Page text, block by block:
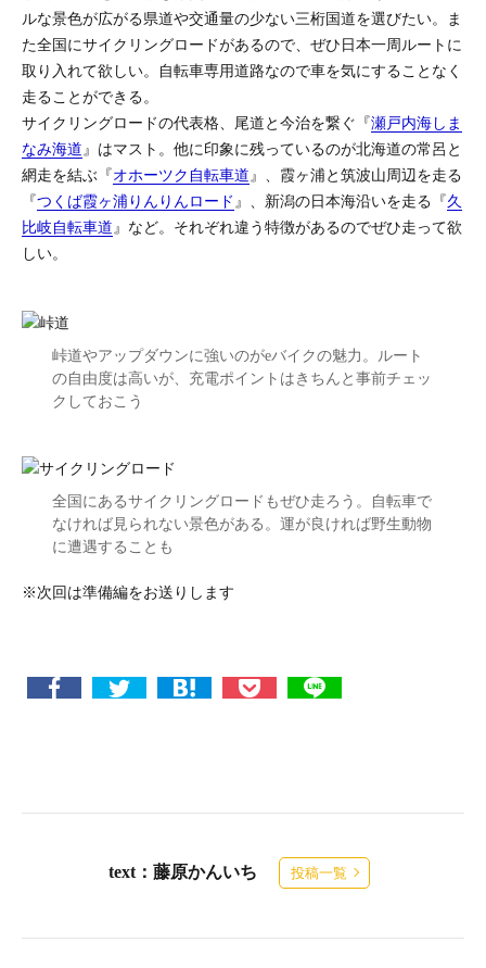
ルな景色が広がる県道や交通量の少ない三桁国道を選びたい。ま
た全国にサイクリングロードがあるので、ぜひ日本一周ルートに
取り入れて欲しい。自転車専用道路なので車を気にすることなく
走ることができる。
サイクリングロードの代表格、尾道と今治を繋ぐ『瀬戸内海しま
なみ海道 』はマスト。他に印象に残っているのが北海道の常呂と
網走を結ぶ『 オホーツク自転車道 』、霞ヶ浦と筑波山周辺を走る
『つくば霞ヶ浦りんりんロード 』、新潟の日本海沿いを走る『 久
比岐自転車道 』など。それぞれ違う特徴があるのでぜひ走って欲
しい。
峠道やアップダウンに強いのがeバイクの魅力。ルート
の自由度は高いが、充電ポイントはきちんと事前チェッ
クしておこう
全国にあるサイクリングロードもぜひ走ろう。自転車で
なければ見られない景色がある。運が良ければ野生動物
に遭遇することも
※次回は準備編をお送りします
text：藤原かんいち 投稿一覧